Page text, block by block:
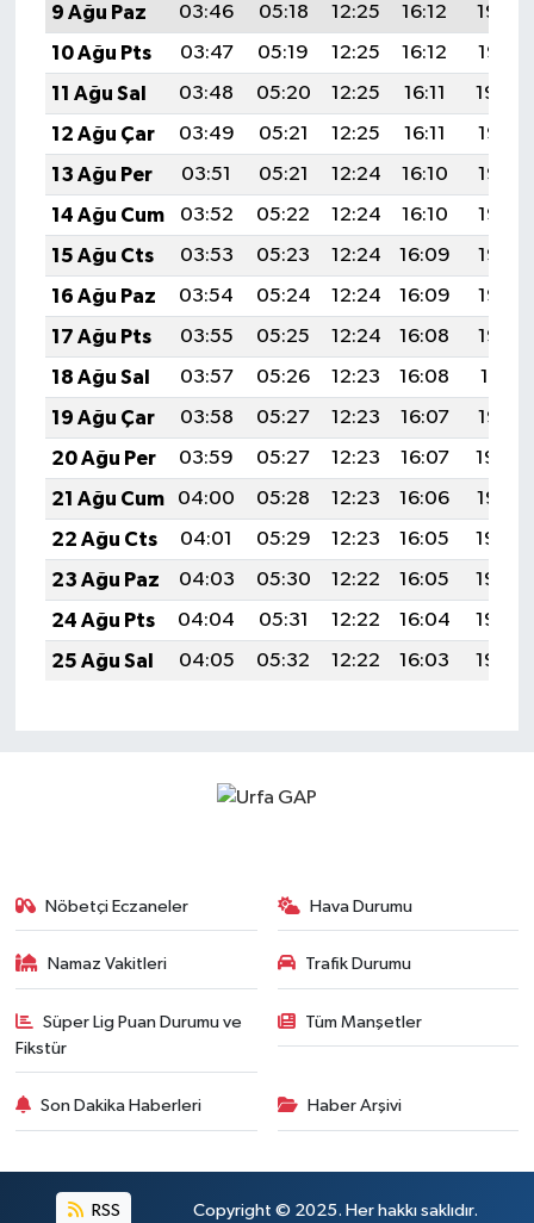
9 Ağu Paz
03:46 05:18 12:25 16:12
19:22
10 Ağu Pts
03:47 05:19 12:25 16:12
19:21
11 Ağu Sal
03:48 05:20 12:25 16:11
19:20
12 Ağu Çar
03:49 05:21 12:25 16:11
19:19
13 Ağu Per
03:51 05:21 12:24 16:10
19:18
14 Ağu Cum
03:52 05:22 12:24 16:10
19:16
15 Ağu Cts
03:53 05:23 12:24 16:09
19:15
16 Ağu Paz
03:54 05:24 12:24 16:09
19:14
17 Ağu Pts
03:55 05:25 12:24 16:08
19:13
18 Ağu Sal
03:57 05:26 12:23 16:08
19:11
19 Ağu Çar
03:58 05:27 12:23 16:07
19:10
20 Ağu Per
03:59 05:27 12:23 16:07
19:09
21 Ağu Cum
04:00 05:28 12:23 16:06
19:07
22 Ağu Cts
04:01 05:29 12:23 16:05
19:06
23 Ağu Paz
04:03 05:30 12:22 16:05
19:05
24 Ağu Pts
04:04 05:31 12:22 16:04
19:03
25 Ağu Sal
04:05 05:32 12:22 16:03 19:02
Nöbetçi Eczaneler Hava Durumu
Namaz Vakitleri Trafik Durumu
Süper Lig Puan Durumu ve
Fikstür
Tüm Manşetler
Son Dakika Haberleri Haber Arşivi
RSS Copyright © 2025. Her hakkı saklıdır.